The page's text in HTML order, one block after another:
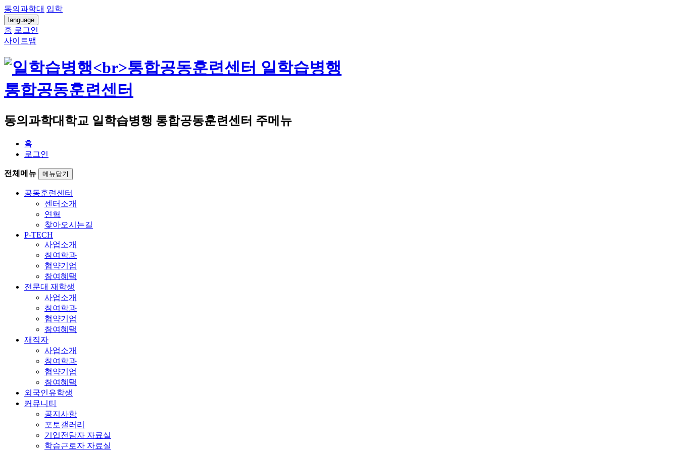
동의과학대 입학
language
홈 로그인
사이트맵
일학습병행
통합공동훈련센터
동의과학대학교 일학습병행 통합공동훈련센터 주메뉴
홈
로그인
전체메뉴 메뉴닫기
공동훈련센터
센터소개
연혁
찾아오시는길
P-TECH
사업소개
참여학과
협약기업
참여혜택
전문대 재학생
사업소개
참여학과
협약기업
참여혜택
재직자
사업소개
참여학과
협약기업
참여혜택
외국인유학생
커뮤니티
공지사항
포토갤러리
기업전담자 자료실
학습근로자 자료실